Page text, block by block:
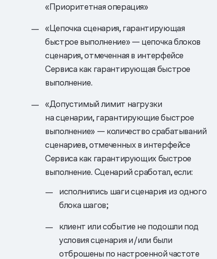
«Приоритетная операция»
«Цепочка сценария, гарантирующая
быстрое выполнение» — цепочка блоков
сценария, отмеченная в интерфейсе
Сервиса как гарантирующая быстрое
выполнение.
«Допустимый лимит нагрузки
на сценарии, гарантирующие быстрое
выполнение» — количество срабатываний
сценариев, отмеченных в интерфейсе
Сервиса как гарантирующих быстрое
выполнение. Сценарий сработал, если:
исполнились шаги сценария из одного
блока шагов;
клиент или событие не подошли под
условия сценария и/или были
отброшены по настроенной частоте